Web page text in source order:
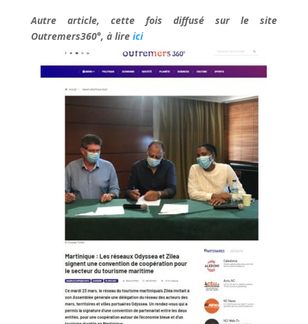
Autre article, cette fois diffusé sur le site
Outremers360°, à lire ici